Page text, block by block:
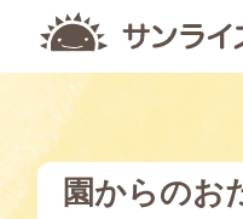
園からのお